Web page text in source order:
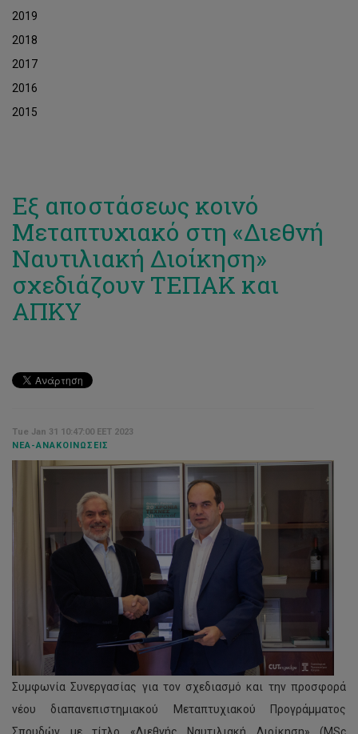
2019
2018
2017
2016
2015
Εξ αποστάσεως κοινό
Μεταπτυχιακό στη «Διεθνή
Ναυτιλιακή Διοίκηση»
σχεδιάζουν ΤΕΠΑΚ και
ΑΠΚΥ
Tue Jan 31 10:47:00 EET 2023
ΝΈΑ-ΑΝΑΚΟΙΝΏΣΕΙΣ
Συμφωνία Συνεργασίας για τον σχεδιασμό και την προσφορά
νέου διαπανεπιστημιακού Μεταπτυχιακού Προγράμματος
Σπουδών με τίτλο «Διεθνής Ναυτιλιακή Διοίκηση» (MSc